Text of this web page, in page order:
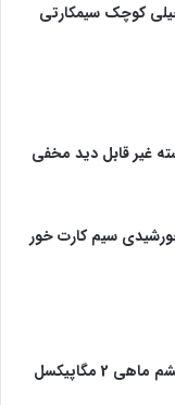
کوچک سیمکارتی
غیر قابل دید مخفی
سیم کارت خور
خرید دوربین مداربسته چشم ماهی 2 مگاپیکسل